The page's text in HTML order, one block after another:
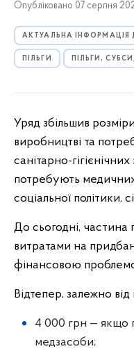
Опубліковано 07 серпня
АКТУАЛЬНА
ПІЛЬГИ ПІЛЬГИ,
Уряд збільшив
виробництві та
санітарно-
потребують медичних
соціальної політики,
До сьогодні, частина
витратами на
фінансовою
Відтепер, залежно
4 000 грн — якщо
медзасоби;